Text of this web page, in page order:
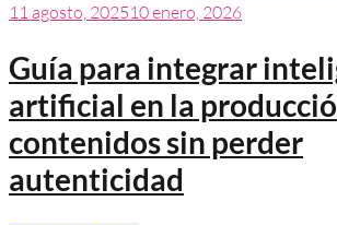
11 agosto, 202510 enero, 2026
Guía para integrar
artificial en la
contenidos sin perder
autenticidad